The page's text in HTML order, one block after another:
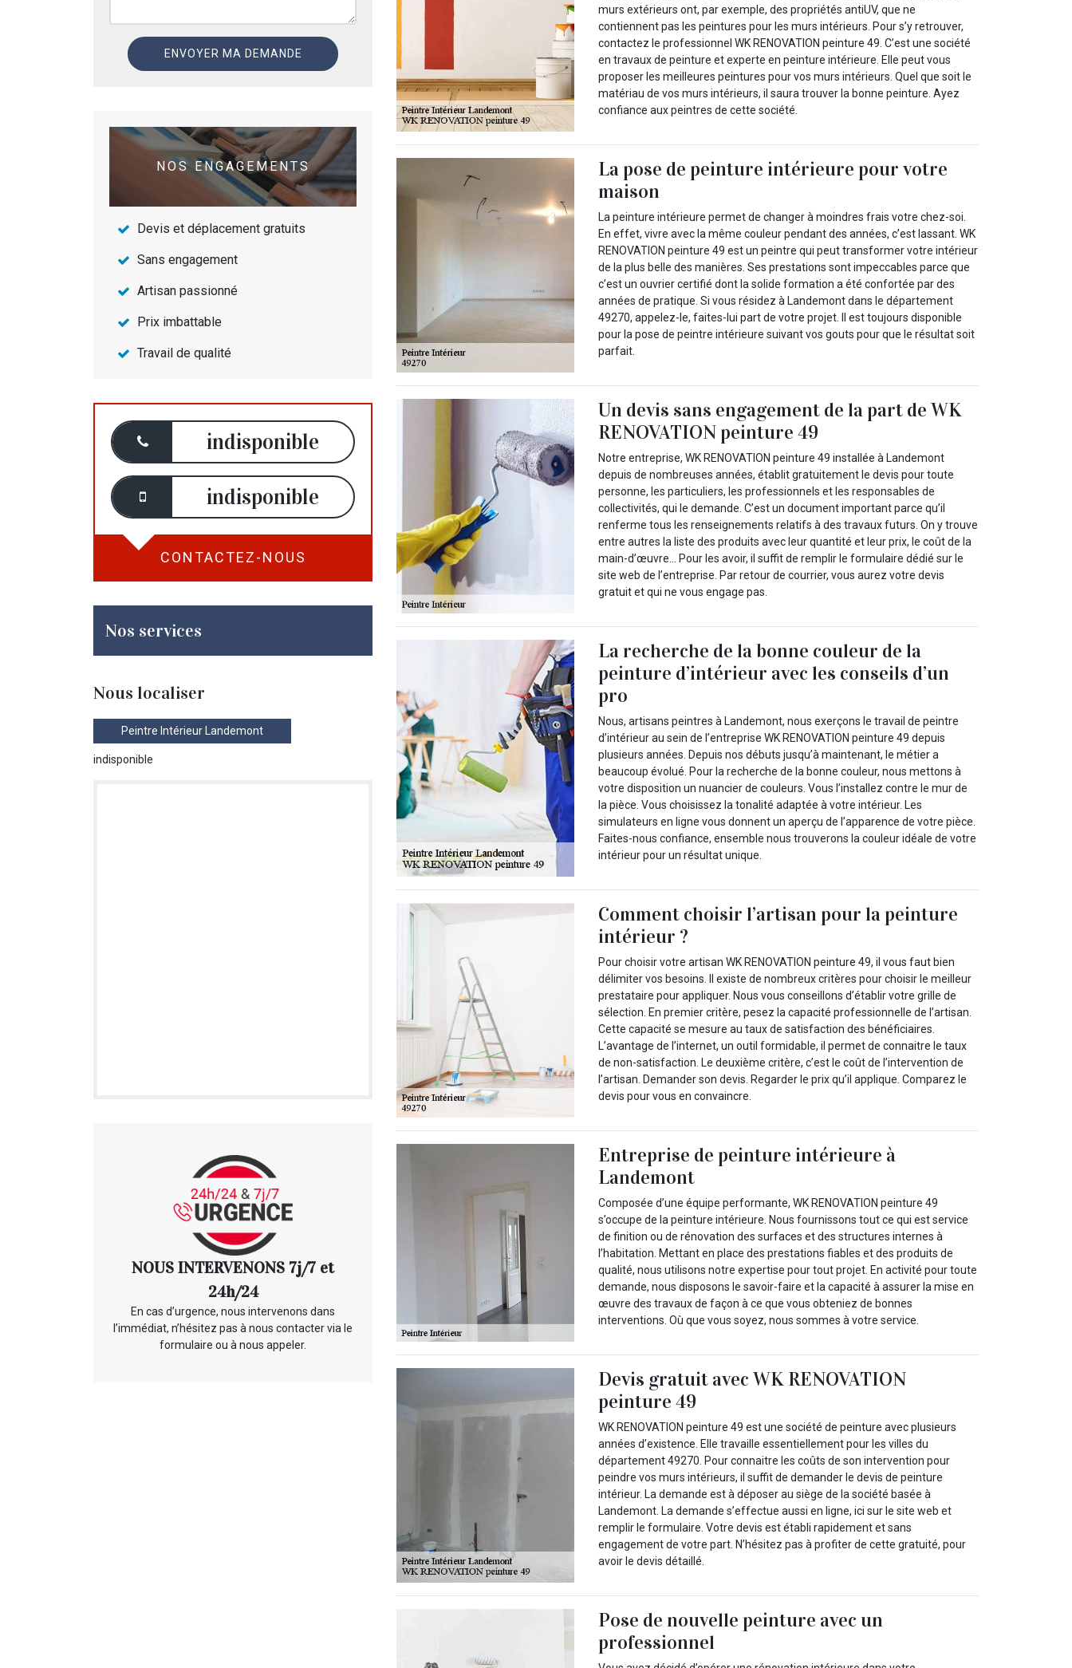
NOS ENGAGEMENTS
Devis et déplacement gratuits
Sans engagement
Artisan passionné
Prix imbattable
Travail de qualité
indisponible
indisponible
CONTACTEZ-NOUS
Nos services
Nous localiser
Peintre Intérieur Landemont
indisponible
NOUS INTERVENONS 7j/7 et
24h/24
En cas d’urgence, nous intervenons dans
l’immédiat, n’hésitez pas à nous contacter via le
formulaire ou à nous appeler.
murs extérieurs ont, par exemple, des propriétés antiUV, que ne
contiennent pas les peintures pour les murs intérieurs. Pour s’y retrouver,
contactez le professionnel WK RENOVATION peinture 49. C’est une société
en travaux de peinture et experte en peinture intérieure. Elle peut vous
proposer les meilleures peintures pour vos murs intérieurs. Quel que soit le
matériau de vos murs intérieurs, il saura trouver la bonne peinture. Ayez
confiance aux peintres de cette société.
La pose de peinture intérieure pour votre
maison
La peinture intérieure permet de changer à moindres frais votre chez-soi.
En effet, vivre avec la même couleur pendant des années, c’est lassant. WK
RENOVATION peinture 49 est un peintre qui peut transformer votre intérieur
de la plus belle des manières. Ses prestations sont impeccables parce que
c’est un ouvrier certifié dont la solide formation a été confortée par des
années de pratique. Si vous résidez à Landemont dans le département
49270, appelez-le, faites-lui part de votre projet. Il est toujours disponible
pour la pose de peintre intérieure suivant vos gouts pour que le résultat soit
parfait.
Un devis sans engagement de la part de WK
RENOVATION peinture 49
Notre entreprise, WK RENOVATION peinture 49 installée à Landemont
depuis de nombreuses années, établit gratuitement le devis pour toute
personne, les particuliers, les professionnels et les responsables de
collectivités, qui le demande. C’est un document important parce qu’il
renferme tous les renseignements relatifs à des travaux futurs. On y trouve
entre autres la liste des produits avec leur quantité et leur prix, le coût de la
main-d’œuvre… Pour les avoir, il suffit de remplir le formulaire dédié sur le
site web de l’entreprise. Par retour de courrier, vous aurez votre devis
gratuit et qui ne vous engage pas.
La recherche de la bonne couleur de la
peinture d’intérieur avec les conseils d’un
pro
Nous, artisans peintres à Landemont, nous exerçons le travail de peintre
d’intérieur au sein de l’entreprise WK RENOVATION peinture 49 depuis
plusieurs années. Depuis nos débuts jusqu’à maintenant, le métier a
beaucoup évolué. Pour la recherche de la bonne couleur, nous mettons à
votre disposition un nuancier de couleurs. Vous l’installez contre le mur de
la pièce. Vous choisissez la tonalité adaptée à votre intérieur. Les
simulateurs en ligne vous donnent un aperçu de l’apparence de votre pièce.
Faites-nous confiance, ensemble nous trouverons la couleur idéale de votre
intérieur pour un résultat unique.
Comment choisir l’artisan pour la peinture
intérieur ?
Pour choisir votre artisan WK RENOVATION peinture 49, il vous faut bien
délimiter vos besoins. Il existe de nombreux critères pour choisir le meilleur
prestataire pour appliquer. Nous vous conseillons d’établir votre grille de
sélection. En premier critère, pesez la capacité professionnelle de l’artisan.
Cette capacité se mesure au taux de satisfaction des bénéficiaires.
L’avantage de l’internet, un outil formidable, il permet de connaitre le taux
de non-satisfaction. Le deuxième critère, c’est le coût de l’intervention de
l’artisan. Demander son devis. Regarder le prix qu’il applique. Comparez le
devis pour vous en convaincre.
Entreprise de peinture intérieure à
Landemont
Composée d’une équipe performante, WK RENOVATION peinture 49
s’occupe de la peinture intérieure. Nous fournissons tout ce qui est service
de finition ou de rénovation des surfaces et des structures internes à
l’habitation. Mettant en place des prestations fiables et des produits de
qualité, nous utilisons notre expertise pour tout projet. En activité pour toute
demande, nous disposons le savoir-faire et la capacité à assurer la mise en
œuvre des travaux de façon à ce que vous obteniez de bonnes
interventions. Où que vous soyez, nous sommes à votre service.
Devis gratuit avec WK RENOVATION
peinture 49
WK RENOVATION peinture 49 est une société de peinture avec plusieurs
années d’existence. Elle travaille essentiellement pour les villes du
département 49270. Pour connaitre les coûts de son intervention pour
peindre vos murs intérieurs, il suffit de demander le devis de peinture
intérieur. La demande est à déposer au siège de la société basée à
Landemont. La demande s’effectue aussi en ligne, ici sur le site web et
remplir le formulaire. Votre devis est établi rapidement et sans
engagement de votre part. N’hésitez pas à profiter de cette gratuité, pour
avoir le devis détaillé.
Pose de nouvelle peinture avec un
professionnel